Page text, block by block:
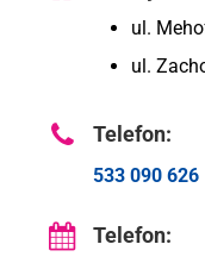
ul.
ul.
Telefon:
533 090 626
Telefon: